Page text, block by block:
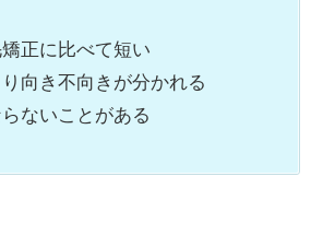
正に比べて短い
向き不向きが分かれる
ないことがある